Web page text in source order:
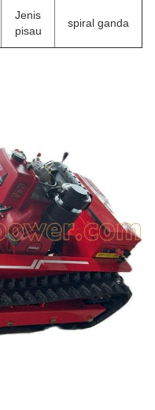
Jenis
pisau
spiral ganda